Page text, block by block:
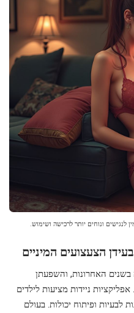
לנגישים ונוחים יותר לרכישה ושימוש.
הצעצועים המיניים
בשנים האחרונות, והשפעתן
ניידות מציעות לילדים
לבעיות ופיתוח יכולות. בעולם